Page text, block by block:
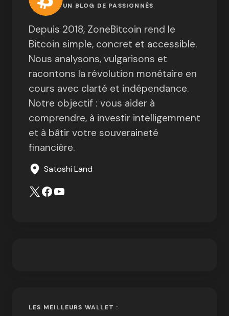
UN BLOG DE PASSIONNÉS
Depuis 2018, ZoneBitcoin rend le
Bitcoin simple, concret et accessible.
Nous analysons, vulgarisons et
racontons la révolution monétaire en
cours avec clarté et indépendance.
Notre objectif : vous aider à
comprendre, à investir intelligemment
et à bâtir votre souveraineté
financière.
Satoshi Land
LES MEILLEURS WALLET :